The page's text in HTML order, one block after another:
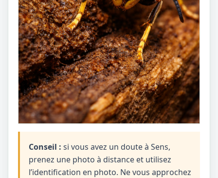
Conseil : si vous avez un doute à Sens,
prenez une photo à distance et utilisez
l’identification en photo. Ne vous approchez